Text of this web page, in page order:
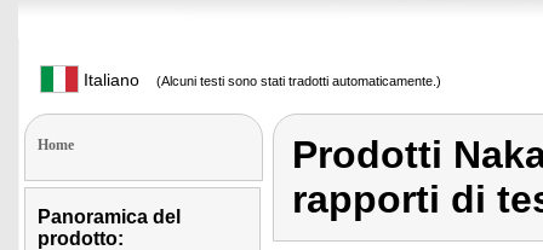
Italiano (Alcuni testi sono stati tradotti automaticamente.)
Home
Panoramica del
prodotto:
Prodotti
rapporti di